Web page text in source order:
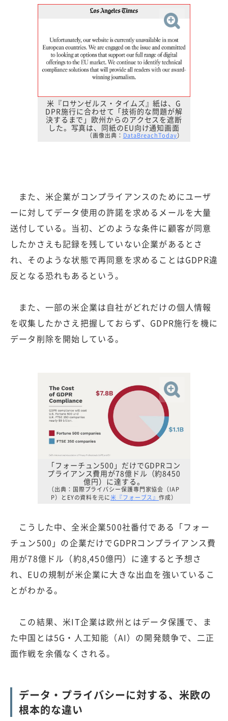
米『ロサンゼルス・タイムズ』紙は、G
DPR施行に合わせて「技術的な問題が解
決するまで」欧州からのアクセスを遮断
した。写真は、同紙のEU向け通知画面
（画像出典： DataBreachToday）
また、米企業がコンプライアンスのためにユーザ
ーに対してデータ使用の許諾を求めるメールを大量
送付している。当初、どのような条件に顧客が同意
したかさえも記録を残していない企業があるとさ
れ、そのような状態で再同意を求めることはGDPR違
反となる恐れもあるという。
また、一部の米企業は自社がどれだけの個人情報
を収集したかさえ把握しておらず、GDPR施行を機に
データ削除を開始している。
「フォーチュン500」だけでGDPRコン
プライアンス費用が78億ドル（約8450
億円）に達する。
（出典：国際プライバシー保護専門家協会（IAP
P）とEYの資料を元に米『フォーブス』作成）
こうした中、全米企業500社番付である「フォー
チュン500」の企業だけでGDPRコンプライアンス費
用が78億ドル（約8,450億円）に達すると予想さ
れ、EUの規制が米企業に大きな出血を強いているこ
とがわかる。
この結果、米IT企業は欧州とはデータ保護で、ま
た中国とは5G・人工知能（AI）の開発競争で、二正
面作戦を余儀なくされる。
データ・プライバシーに対する、米欧の
根本的な違い